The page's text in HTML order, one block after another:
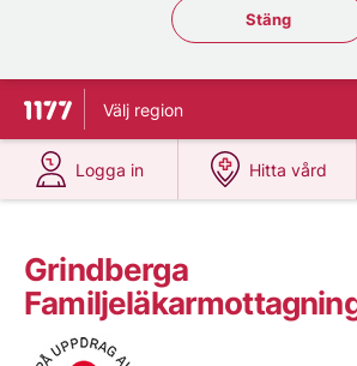
Stäng
Stäng
Till startsidan för 1177
Välj region
Logga in
på 1177.se
Hitta vård
på 1177.se
Grindberga